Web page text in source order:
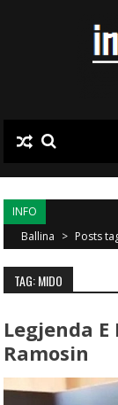
INFO
Ballina > Posts
TAG: MIDO
Legjenda
Ramosin